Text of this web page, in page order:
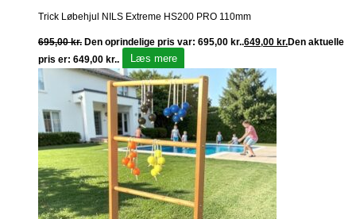
Trick Løbehjul NILS Extreme HS200 PRO 110mm
695,00kr. Den oprindelige pris var: 695,00 kr..649,00 kr.Den aktuelle
pris er: 649,00 kr..
Læs mere